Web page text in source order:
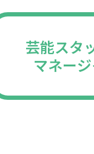
芸能スタ
マネー